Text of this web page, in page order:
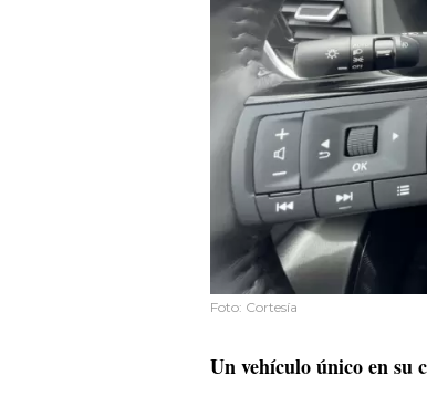
Foto: Cortesía
Un vehículo único en su